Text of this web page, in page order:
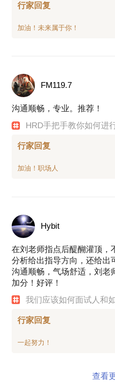
行家回复
FM119.7
沟通顺畅，专业。推荐！
HRD手把手教你如何进
行家回复
Hybit
在刘老师指点后醍醐灌顶，
分析给出指导方向，还给出
沟通顺畅，气场舒适，刘老
加分！好评！
我们应该如何面试人和
行家回复
查看